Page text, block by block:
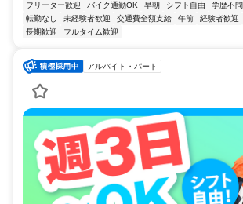
フリーター歓迎
バイク通勤OK 早朝 シフト自由 学歴不問
転勤なし
未経験者歓迎 交通費全額支給 午前 経験者歓迎
長期歓迎
フルタイム歓迎
アルバイト・パート